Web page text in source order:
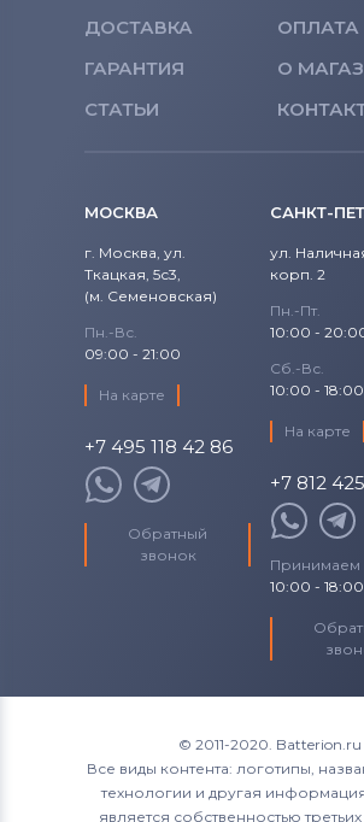
ДОСТАВКА
ОПЛАТА
ГАРАНТИЯ
О
СТАТЬИ
МОСКВА
г. Москва, ул.
Ткацкая, 5с3,
(м. Семеновская)
Пн.-Вс.
09:00 - 21:00
На карте
+7 495 118 42 86
Обратный
звонок
САНКТ-
ул.
корп. 2
Пн.-Пт.
10:00 -
Сб.-Вс.
10:00 - 18:00
На карте
+7 812
Принимаем
10:00 - 18:00
© 2011-2020. Batterion.ru
Все виды контента: логотипы,
технологии и другая
является собственностью